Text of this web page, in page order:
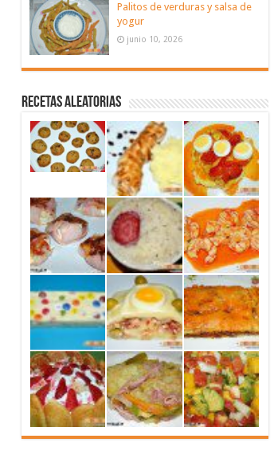
Palitos de verduras y salsa de
yogur
junio 10, 2026
Recetas aleatorias